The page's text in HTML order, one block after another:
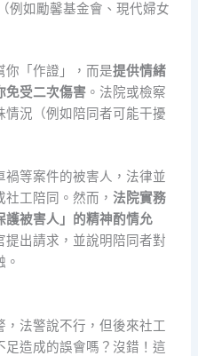
（例如勵馨基金會、現代婦女
你「作證」，而是提供情緒
免受二次傷害 。法院或檢察
況（例如陪同者可能干擾
等案件的被害人，法律並
社工陪同。然而，法院實務
護被害人」的精神酌情允
提出請求，並說明陪同者對
法警說不行，但後來社工
造成的誤會嗎？沒錯！這